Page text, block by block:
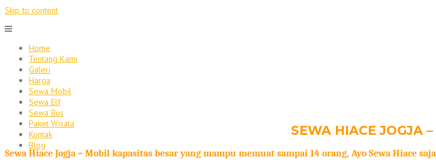
Skip to content
Home
Tentang Kami
Galeri
Harga
Sewa Mobil
Sewa Elf
Sewa Bus
Paket Wisata
Kontak
Blog
SEWA HIACE JOGJA
Sewa Hiace Jogja – Mobil kapasitas besar yang mampu memuat sampai 14 orang, Ayo Sewa Hiace